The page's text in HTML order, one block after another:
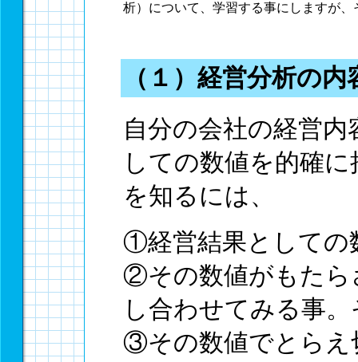
析）について、学習する事にしますが
（１）経営分析の内
自分の会社の経営
しての数値を的確
を知るには、
①経営結果としての
②その数値がもたら
し合わせてみる事
③その数値でとらえ